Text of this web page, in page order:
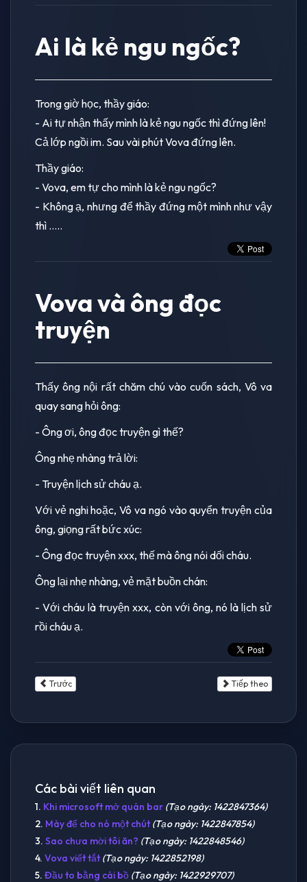
Ai là kẻ ngu ngốc?
Trong giờ học, thầy giáo:
- Ai tự nhận thấy mình là kẻ ngu ngốc thì đứng lên!
Cả lớp ngồi im. Sau vài phút Vova đứng lên.
Thầy giáo:
- Vova, em tự cho mình là kẻ ngu ngốc?
- Không ạ, nhưng để thầy đứng một mình như vậy
thì …..
Vova và ông đọc
truyện
Thấy ông nội rất chăm chú vào cuốn sách, Vô va
quay sang hỏi ông:
- Ông ơi, ông đọc truyện gì thế?
Ông nhẹ nhàng trả lời:
- Truyện lịch sử cháu ạ.
Với vẻ nghi hoặc, Vô va ngó vào quyển truyện của
ông, giọng rất bức xúc:
- Ông đọc truyện xxx, thế mà ông nói dối cháu.
Ông lại nhẹ nhàng, vẻ mặt buồn chán:
- Với cháu là truyện xxx, còn với ông, nó là lịch sử
rồi cháu ạ.
Trước Tiếp theo
Các bài viết liên quan
1. Khi microsoft mở quán bar (Tạo ngày: 1422847364)
2. Mày để cho nó một chút (Tạo ngày: 1422847854)
3. Sao chưa mời tôi ăn? (Tạo ngày: 1422848546)
4. Vova viết tắt (Tạo ngày: 1422852198)
5. Đầu to bằng cái bồ (Tạo ngày: 1422929707)